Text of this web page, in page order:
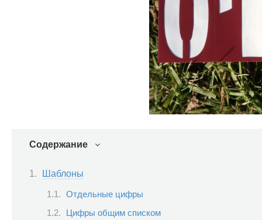
Содержание
Шаблоны
Отдельные цифры
Цифры общим списком